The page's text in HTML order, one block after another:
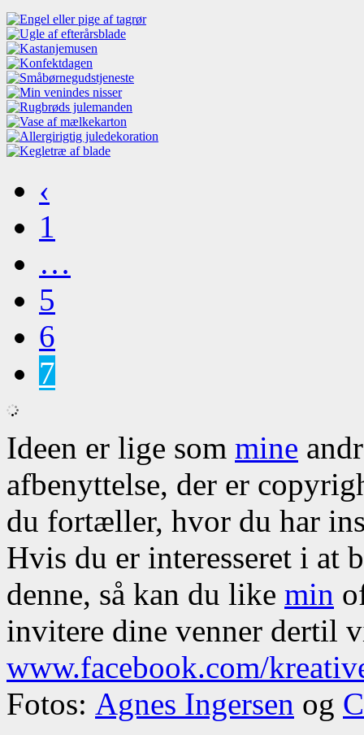
‹
1
…
5
6
7
Ideen er lige som mine
afbenyttelse, der er
du fortæller, hvor du har
Hvis du er interesseret i at
denne, så kan du like min
invitere dine venner dertil
www.facebook.com/
Fotos: Agnes Ingersen og